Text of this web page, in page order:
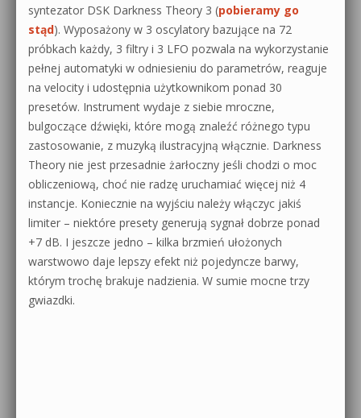
syntezator DSK Darkness Theory 3 (pobieramy go
stąd). Wyposażony w 3 oscylatory bazujące na 72
próbkach każdy, 3 filtry i 3 LFO pozwala na wykorzystanie
pełnej automatyki w odniesieniu do parametrów, reaguje
na velocity i udostępnia użytkownikom ponad 30
presetów. Instrument wydaje z siebie mroczne,
bulgoczące dźwięki, które mogą znaleźć różnego typu
zastosowanie, z muzyką ilustracyjną włącznie. Darkness
Theory nie jest przesadnie żarłoczny jeśli chodzi o moc
obliczeniową, choć nie radzę uruchamiać więcej niż 4
instancje. Koniecznie na wyjściu należy włączyc jakiś
limiter – niektóre presety generują sygnał dobrze ponad
+7 dB. I jeszcze jedno – kilka brzmień ułożonych
warstwowo daje lepszy efekt niż pojedyncze barwy,
którym trochę brakuje nadzienia. W sumie mocne trzy
gwiazdki.